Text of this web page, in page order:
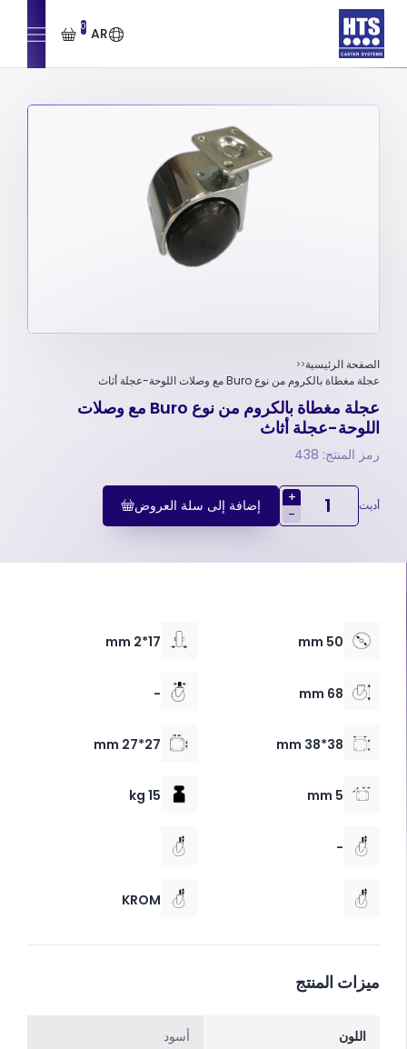
AR
0
الصفحة الرئيسية
عجلة مغطاة بالكروم من نوع Buro مع وصلات اللوحة-عجلة أثاث
عجلة مغطاة بالكروم من نوع Buro مع وصلات
اللوحة-عجلة أثاث
رمز المنتج: 438
أديت
+
-
إضافة إلى سلة العروض
50 mm
17*2 mm
68 mm
-
38*38 mm
27*27 mm
5 mm
15 kg
-
KROM
ميزات المنتج
اللون أسود